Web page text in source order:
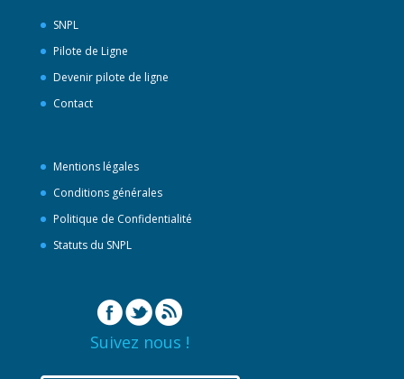
SNPL
Pilote de Ligne
Devenir pilote de ligne
Contact
Mentions légales
Conditions générales
Politique de Confidentialité
Statuts du SNPL
Suivez nous !